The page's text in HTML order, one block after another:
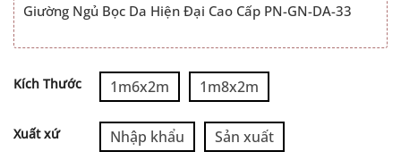
Giường Ngủ Bọc Da Hiện Đại Cao Cấp PN-GN-DA-33
Kích Thước 1m6x2m 1m8x2m
Xuất xứ Nhập khẩu Sản xuất